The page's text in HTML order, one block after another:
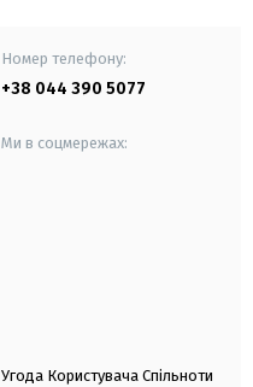
Номер телефону:
+38 044 390 5077
Ми в соцмережах:
Угода Користувача Спільноти